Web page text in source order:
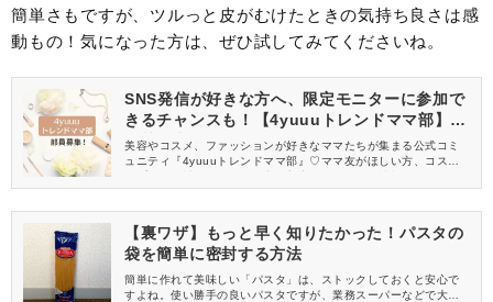
簡単さもですが、ツルっと皮がむけたときの気持ち良さは感
動もの！気になった方は、ぜひ試してみてくださいね。
SNS発信が好きな方へ、限定モニターに参加で
きるチャンスも！【4yuuuトレンドママ部】部
員募集中
美容やコスメ、ファッションが好きなママたちが集まる公式コミ
ュニティ『4yuuuトレンドママ部』♡ママ友がほしい方、コスメサ
信してくれる方を募集しています！
【裏ワザ】もっと早く知りたかった！パスタの
袋を簡単に密封する方法
簡単に作れて美味しい「パスタ」は、ストックしておくと安心で
すよね。使い勝手の良いパスタですが、業務スーパーなどで大容